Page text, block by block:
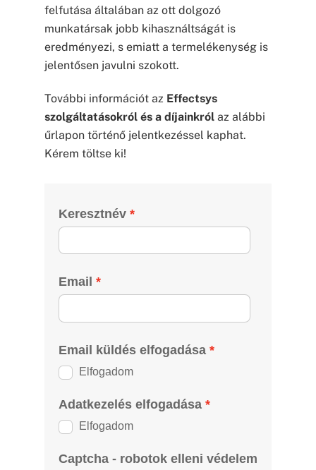
felfutása általában az ott dolgozó
munkatársak jobb kihasználtságát is
eredményezi, s emiatt a termelékenység is
jelentősen javulni szokott.
További információt az Effectsys
szolgáltatásokról és a díjainkrólaz alábbi
űrlapon történő jelentkezéssel kaphat.
Kérem töltse ki!
Keresztnév
Email
Email küldés elfogadása
Elfogadom
Adatkezelés elfogadása
Elfogadom
Captcha - robotok elleni védelem